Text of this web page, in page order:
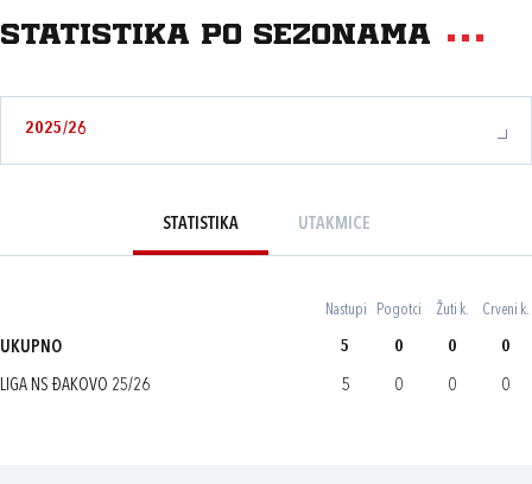
Statistika po sezonama
2025/26
STATISTIKA UTAKMICE
Nastupi Pogotci Žuti k. Crveni k.
UKUPNO 5 0 0 0
LIGA NS ĐAKOVO 25/26 5 0 0 0